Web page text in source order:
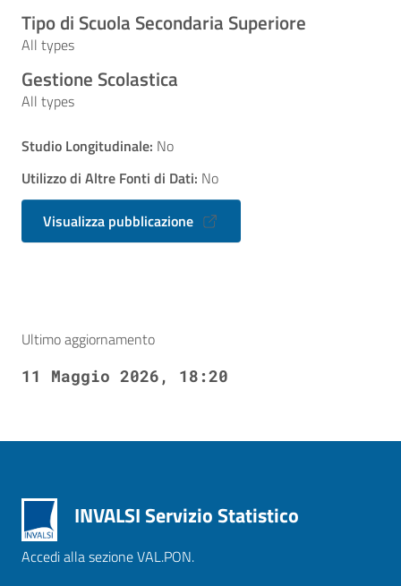
Tipo di Scuola Secondaria Superiore
All types
Gestione Scolastica
All types
Studio Longitudinale: No
Utilizzo di Altre Fonti di Dati: No
Visualizza pubblicazione
Ultimo aggiornamento
11 Maggio 2026, 18:20
INVALSI Servizio Statistico
Accedi alla sezione VAL.PON.